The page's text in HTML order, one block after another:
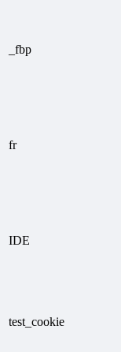
_fbp
fr
IDE
test_cookie